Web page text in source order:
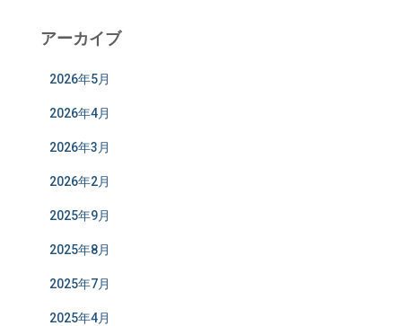
アーカイブ
2026年5月
2026年4月
2026年3月
2026年2月
2025年9月
2025年8月
2025年7月
2025年4月